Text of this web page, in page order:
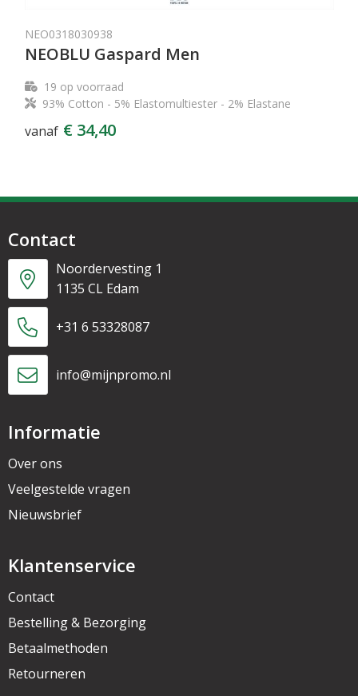
NEO0318030938
NEOBLU Gaspard Men
19 op voorraad
93% Cotton - 5% Elastomultiester - 2% Elastane
vanaf € 34,40
Contact
Noordervesting 1
1135 CL Edam
+31 6 53328087
info@mijnpromo.nl
Informatie
Over ons
Veelgestelde vragen
Nieuwsbrief
Klantenservice
Contact
Bestelling & Bezorging
Betaalmethoden
Retourneren